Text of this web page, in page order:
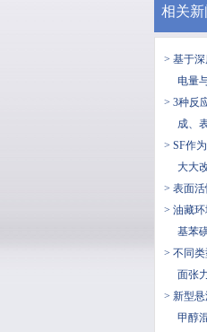
相关新
> 基于
电量
> 3种反
成、
> SF作
大大
> 表面
> 油藏
基苯
> 不同
面张
> 新型
甲醇